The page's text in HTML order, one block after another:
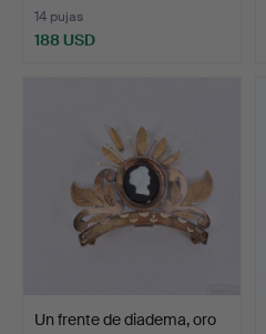
14 pujas
188 USD
Un frente de diadema, oro